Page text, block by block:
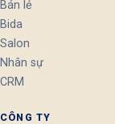
Bán lẻ
Bida
Salon
Nhân sự
CRM
CÔNG TY